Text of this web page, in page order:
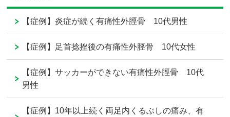
【症例】炎症が続く有痛性外脛骨 10代男性
【症例】足首捻挫後の有痛性外脛骨 10代女性
【症例】サッカーができない有痛性外脛骨 10代
男性
【症例】10年以上続く両足内くるぶしの痛み、有